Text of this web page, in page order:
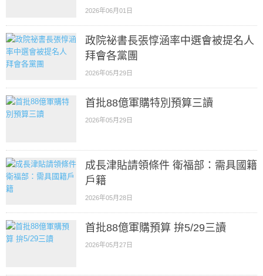
2026年06月01日
政院祕書長張惇涵率中選會被提名人
拜會各黨團
2026年05月29日
首批88億軍購特別預算三讀
2026年05月29日
成長津貼請領條件 衛福部：需具國籍
戶籍
2026年05月28日
首批88億軍購預算 拚5/29三讀
2026年05月27日